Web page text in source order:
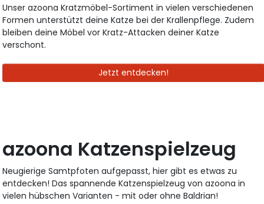
Unser azoona Kratzmöbel-Sortiment in vielen verschiedenen
Formen unterstützt deine Katze bei der Krallenpflege. Zudem
bleiben deine Möbel vor Kratz-Attacken deiner Katze
verschont.
Jetzt entdecken!
azoona Katzenspielzeug
Neugierige Samtpfoten aufgepasst, hier gibt es etwas zu
entdecken! Das spannende Katzenspielzeug von azoona in
vielen hübschen Varianten - mit oder ohne Baldrian!